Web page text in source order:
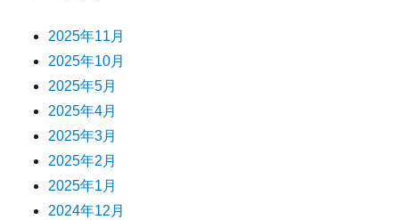
2025年11月
2025年10月
2025年5月
2025年4月
2025年3月
2025年2月
2025年1月
2024年12月